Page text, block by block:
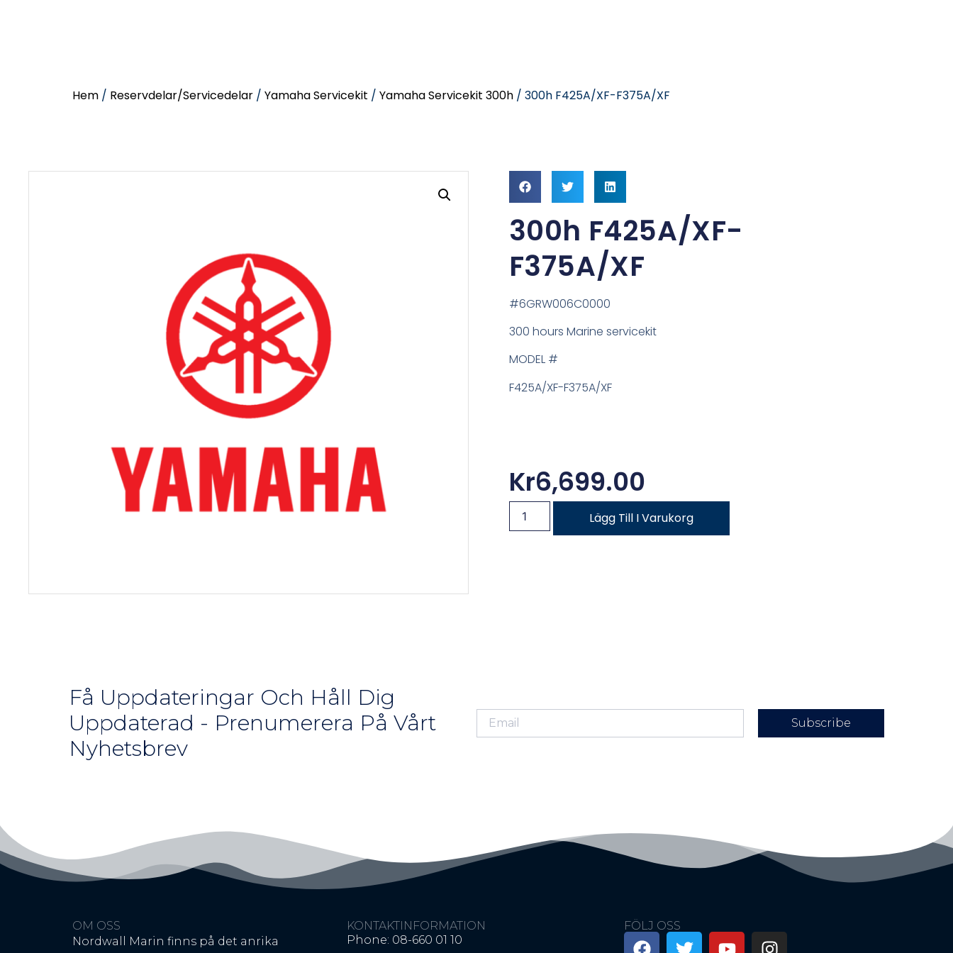
Hem / Reservdelar/Servicedelar / Yamaha Servicekit / Yamaha Servicekit 300h / 300h F425A/XF-F375A/XF
300h F425A/XF-
F375A/XF
#6GRW006C0000
300 hours Marine servicekit
MODEL #
F425A/XF-F375A/XF
Kr6,699.00
Lägg Till I Varukorg
Få Uppdateringar Och Håll Dig
Uppdaterad - Prenumerera På Vårt
Nyhetsbrev
Subscribe
OM OSS
Nordwall Marin finns på det anrika
KONTAKTINFORMATION
Phone: 08-660 01 10
FÖLJ OSS